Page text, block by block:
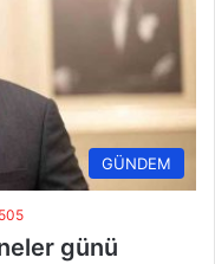
GÜNDEM
505
günü